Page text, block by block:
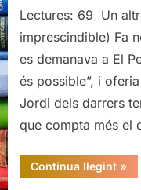
Lectures: 69 Un
imprescindible) Fa
es demanava a El
és possible”, i
Jordi dels darrers
que compta més el
Continua llegint“Tria
per
»